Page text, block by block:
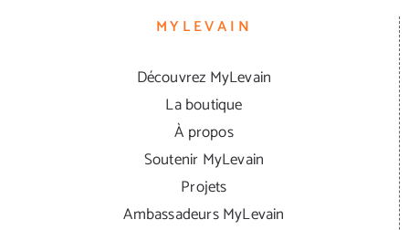
MYLEVAIN
Découvrez MyLevain
La boutique
À propos
Soutenir MyLevain
Projets
Ambassadeurs MyLevain